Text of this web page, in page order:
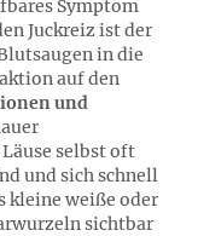
Symptom
Juckreiz ist der
in die
auf den
und
selbst oft
und sich schnell
kleine weiße oder
sichtbar